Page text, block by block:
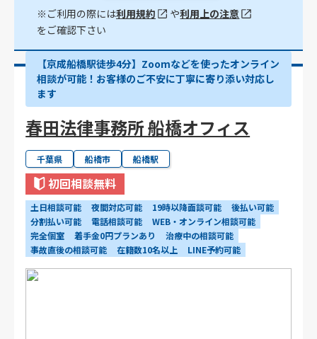
※ご利用の際には利用規約 や利用上の注意
をご確認下さい
【京成船橋駅徒歩4分】Zoomなどを使ったオンライン
相談が可能！お客様のご不安に丁寧に寄り添い対応し
ます
春田法律事務所 船橋オフィス
千葉県 船橋市 船橋駅
初回相談無料
土日相談可能 夜間対応可能 19時以降面談可能
後払い可能
分割払い可能
電話相談可能
WEB・オンライン相談可能
完全個室
着手金0円プランあり
治療中の相談可能
事故直後の相談可能
在籍数10名以上 LINE予約可能